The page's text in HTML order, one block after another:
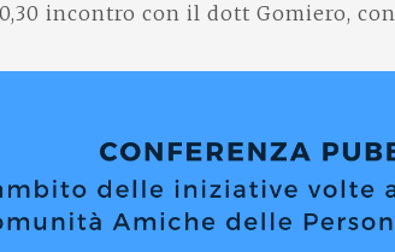
incontro con il dott Gomiero,